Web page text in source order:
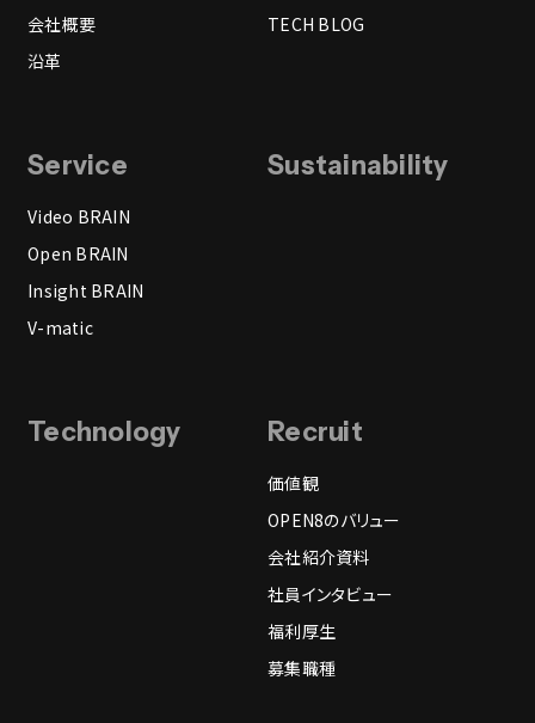
会社概要
沿革
TECH BLOG
Service
Video BRAIN
Open BRAIN
Insight BRAIN
V-matic
Technology Recruit
価値観
OPEN8のバリュー
会社紹介資料
社員インタビュー
福利厚生
募集職種
Sustainability